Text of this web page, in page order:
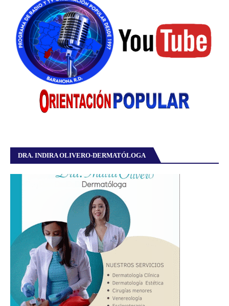
DRA. INDIRA OLIVERO-DERMATÓLOGA